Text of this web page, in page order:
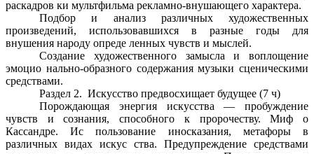
раскадров ки мультфильма рекламно-внушающего характера.
Подбор и анализ различных художественных
произведений, использовавшихся в разные годы для
внушения народу опреде ленных чувств и мыслей.
Создание художественного замысла и воплощение
эмоцио нально-образного содержания музыки сценическими
средствами.
Раздел 2. Искусство предвосхищает будущее (7 ч)
Порождающая энергия искусства — пробуждение
чувств и сознания, способного к пророчеству. Миф о
Кассандре. Ис пользование иносказания, метафоры в
различных видах искус ства. Предупреждение средствами